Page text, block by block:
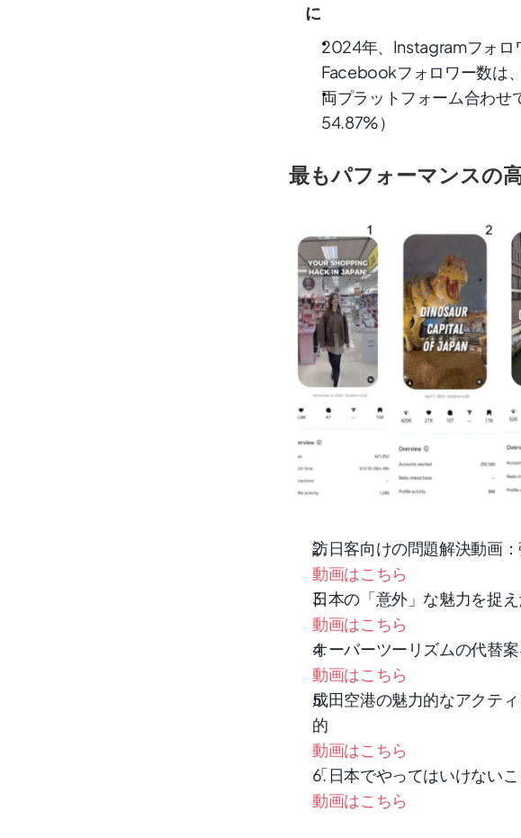
に
2024年、Instagramフォロ
Facebookフォロワー数は
両プラットフォーム合わせ
54.87%）
最もパフォーマンスの
訪日客向けの問題解決動画
動画はこちら
日本の「意外」な魅力を捉
動画はこちら
オーバーツーリズムの代替
動画はこちら
成田空港の魅力的なアクテ
的
動画はこちら
「日本でやってはいけない
動画はこちら